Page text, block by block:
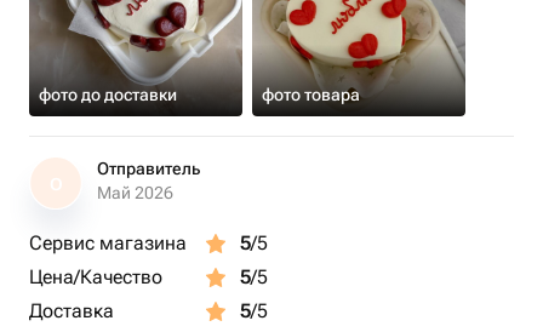
фото до доставки фото товара
О
Отправитель
Май 2026
Сервис магазина 5/5
Цена/Качество
5/5
Доставка
5/5